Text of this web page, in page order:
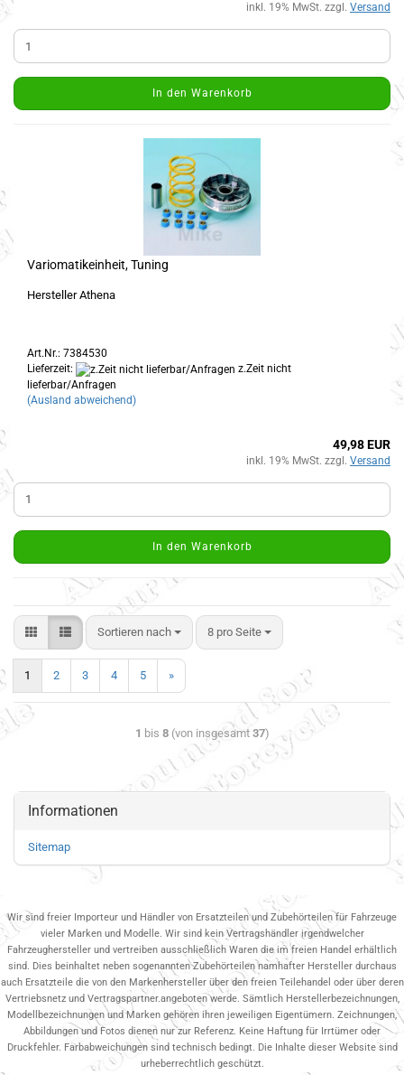
inkl. 19% MwSt. zzgl. Versand
In den Warenkorb
Variomatikeinheit, Tuning
Hersteller Athena
Art.Nr.: 7384530
Lieferzeit:
z.Zeit nicht
lieferbar/Anfragen
(Ausland abweichend)
49,98 EUR
inkl. 19% MwSt. zzgl. Versand
In den Warenkorb
Sortieren nach 8 pro Seite
1 2 3 4 5 »
1 bis 8(von insgesamt 37)
Informationen
Sitemap
Wir sind freier Importeur und Händler von Ersatzteilen und Zubehörteilen für Fahrzeuge
vieler Marken und Modelle. Wir sind kein Vertragshändler irgendwelcher
Fahrzeughersteller und vertreiben ausschließlich Waren die im freien Handel erhältlich
sind. Dies beinhaltet neben sogenannten Zubehörteilen namhafter Hersteller durchaus
auch Ersatzteile die von den Markenhersteller über den freien Teilehandel oder über deren
Vertriebsnetz und Vertragspartner.angeboten werde. Sämtlich Herstellerbezeichnungen,
Modellbezeichnungen und Marken gehören ihren jeweiligen Eigentümern. Zeichnungen,
Abbildungen und Fotos dienen nur zur Referenz. Keine Haftung für Irrtümer oder
Druckfehler. Farbabweichungen sind technisch bedingt. Die Inhalte dieser Website sind
urheberrechtlich geschützt.